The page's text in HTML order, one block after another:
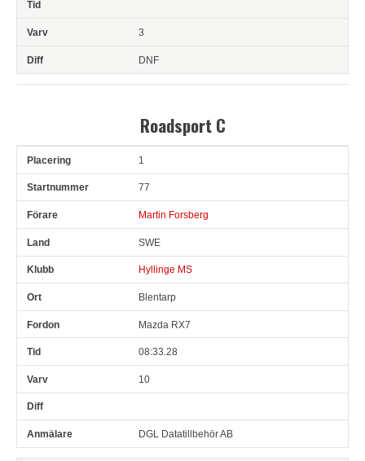
3
DNF
Roadsport C
Pl Snr 1
77
Martin Forsberg
SWE
Hyllinge MS
Blentarp
Mazda RX7
08:33.28
10
DGL Datatillbehör AB